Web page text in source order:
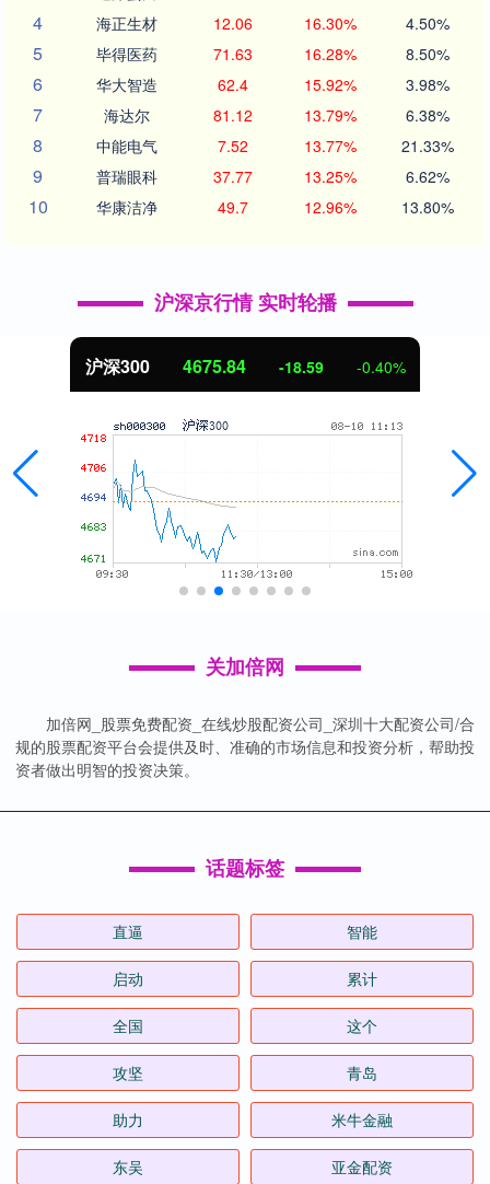
4 海正生材 12.06 16.30% 4.50%
5 毕得医药 71.63 16.28% 8.50%
6 华大智造 62.4 15.92% 3.98%
7 海达尔 81.12 13.79% 6.38%
8 中能电气 7.52 13.77% 21.33%
9 普瑞眼科 37.77 13.25% 6.62%
10 华康洁净 49.7 12.96% 13.80%
沪深京行情 实时轮播
北证50 1125.16 -9.09 -0.80%
关加倍网
加倍网_股票免费配资_在线炒股配资公司_深圳十大配资公司/合
规的股票配资平台会提供及时、准确的市场信息和投资分析，帮助投
资者做出明智的投资决策。
话题标签
直逼 智能
启动 累计
全国 这个
攻坚 青岛
助力 米牛金融
东吴 亚金配资